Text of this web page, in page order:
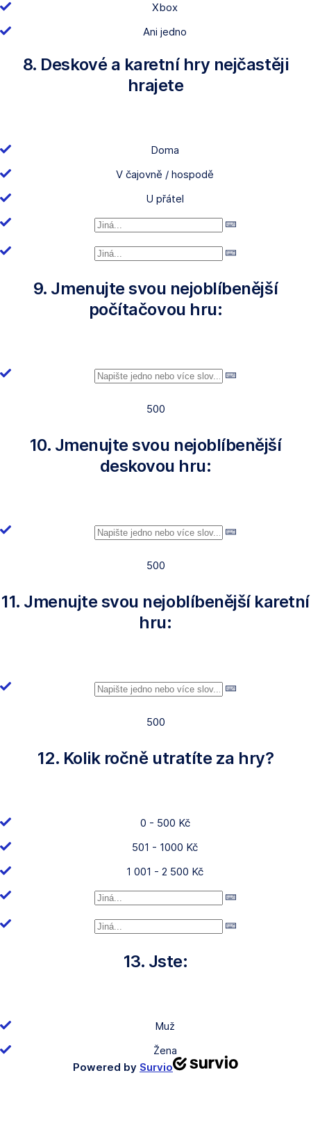
Xbox
Ani jedno
8. Deskové a karetní hry nejčastěji
hrajete
Doma
V čajovně / hospodě
U přátel
9. Jmenujte svou nejoblíbenější
počítačovou hru:
500
10. Jmenujte svou nejoblíbenější
deskovou hru:
500
11. Jmenujte svou nejoblíbenější karetní
hru:
500
12. Kolik ročně utratíte za hry?
0 - 500 Kč
501 - 1000 Kč
1 001 - 2 500 Kč
13. Jste:
Muž
Žena
Powered by Survio